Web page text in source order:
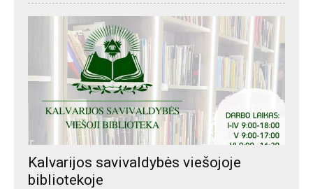
Kalvarijos savivaldybės viešojoje
bibliotekoje